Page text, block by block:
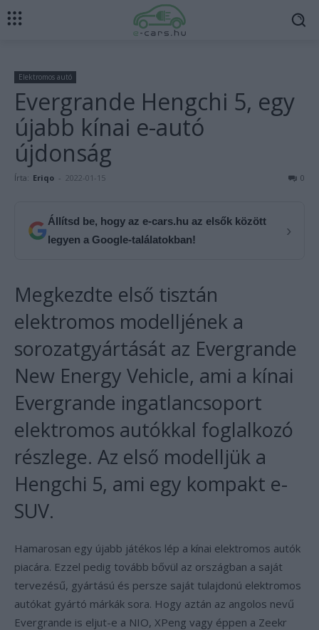
Elektromos autó
Evergrande Hengchi 5, egy
újabb kínai e-autó
újdonság
Írta: Eriqo - 2022-01-15 0
Állítsd be, hogy az e-cars.hu az elsők között
legyen a Google-találatokban!
›
Megkezdte első tisztán
elektromos modelljének a
sorozatgyártását az Evergrande
New Energy Vehicle, ami a kínai
Evergrande ingatlancsoport
elektromos autókkal foglalkozó
részlege. Az első modelljük a
Hengchi 5, ami egy kompakt e-
SUV.
Hamarosan egy újabb játékos lép a kínai elektromos autók
piacára. Ezzel pedig tovább bővül az országban a saját
tervezésű, gyártású és persze saját tulajdonú elektromos
autókat gyártó márkák sora. Hogy aztán az angolos nevű
Evergrande is eljut-e a NIO, XPeng vagy éppen a Zeekr